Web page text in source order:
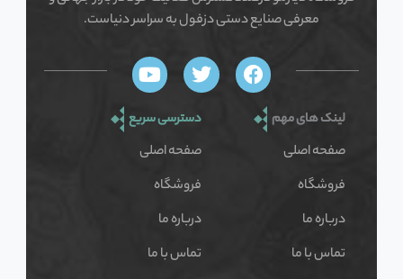
معرفی صنایع دستی دزفول به سراسر دنیاست.
F
a
e
T
w
t
t
e
r
Y
o
t
u
b
لینک های مهم
صفحه اصلی
فروشگاه
درباره ما
تماس با ما
دسترسی سریع
صفحه اصلی
فروشگاه
درباره ما
تماس با ما